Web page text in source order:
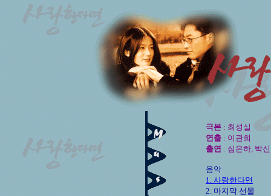
극본 : 최성실
연출 : 이관희
출연 : 심은하, 박
음악
1. 사랑한다면
2. 마지막 선물